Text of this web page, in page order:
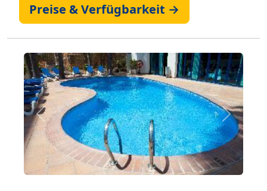
Preise & Verfügbarkeit →
Zurück Weiter